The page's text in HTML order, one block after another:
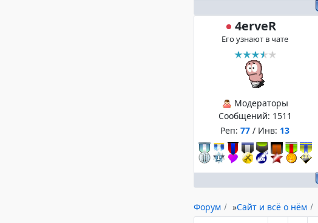
4erveR
Его узнают в чате
Модераторы
Сообщений: 1511
Реп: 77 / Инв: 13
Форум »Сайт и всё о нём